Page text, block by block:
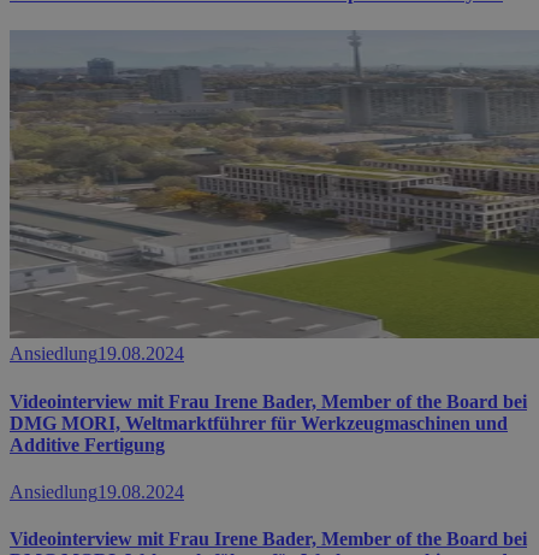
Ansiedlung19.08.2024
Videointerview mit Frau Irene Bader, Member of the Board bei
DMG MORI, Weltmarktführer für Werkzeugmaschinen und
Additive Fertigung
Ansiedlung19.08.2024
Videointerview mit Frau Irene Bader, Member of the Board bei